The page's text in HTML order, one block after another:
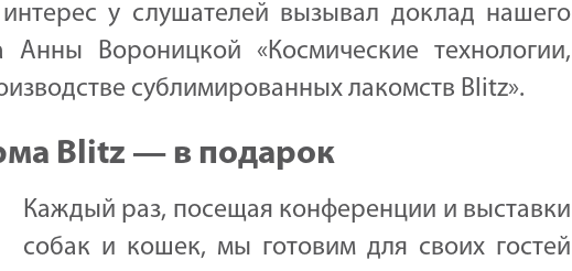
у слушателей вызывал доклад нашего
Анны Вороницкой «Космические технологии,
сублимированных лакомств Blitz».
Blitz — в подарок
Каждый раз, посещая конференции и выставки
собак и кошек, мы готовим для своих гостей